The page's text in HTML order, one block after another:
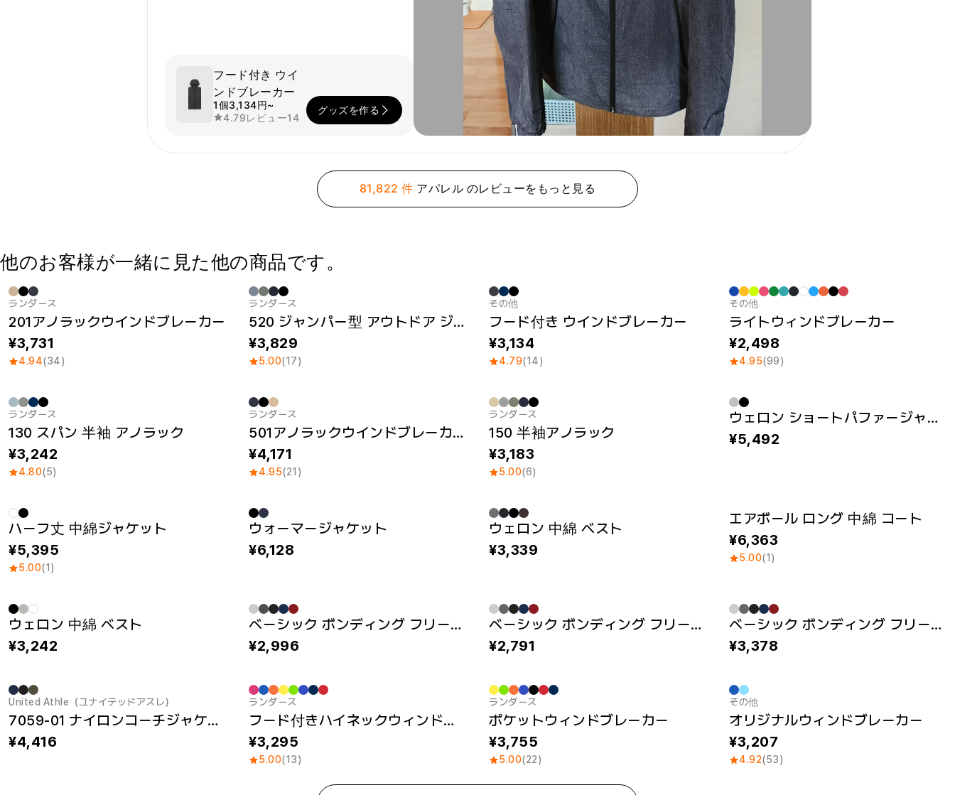
フード付き ウイ
ンドブレーカー
1個3,134円~
4.79レビュー14
グッズを作る
81,822 件 アパレル のレビューをもっと見る
他のお客様が一緒に見た他の商品です。
ランダース
201アノラックウインドブレーカー
3,731
4.94(34)
ランダース
520 ジャンパー型 アウトドア ジャケット
3,829
5.00(17)
その他
フード付き ウインドブレーカー
3,134
4.79(14)
マープルアウター1位
その他
ライトウィンドブレーカー
2,498
4.95(99)
ランダース
130 スパン 半袖 アノラック
3,242
4.80(5)
ランダース
501アノラックウインドブレーカー
4,171
4.95(21)
ランダース
150 半袖アノラック
3,183
5.00(6)
New
ウェロン ショートパファージャケット
5,492
New
ハーフ丈 中綿ジャケット
5,395
5.00(1)
New
ウォーマージャケット
6,128
刺繍 / パッチ New
ウェロン 中綿 ベスト
3,339
New
エアボール ロング 中綿 コート
6,363
5.00(1)
New
ウェロン 中綿 ベスト
3,242
刺繍 / パッチ New
ベーシック ボンディング フリース（フリース裏地）
2,996
刺繍 / パッチ New
ベーシック ボンディング フリース ベスト（フリース裏地）
2,791
刺繍 / パッチ New
ベーシック ボンディング フリース フード ジップアップ（フリース裏地）
3,378
United Athle（ユナイテッドアスレ）
7059-01 ナイロンコーチジャケット
4,416
ランダース
フード付きハイネックウィンドブレーカー
3,295
5.00(13)
ランダース
ポケットウィンドブレーカー
3,755
5.00(22)
その他
オリジナルウィンドブレーカー
3,207
4.92(53)